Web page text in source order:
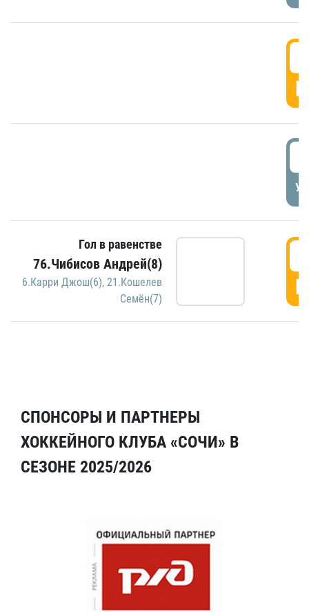
Гол в равенстве
76.Чибисов Андрей(8)
6.Карри Джош(6), 21.Кошелев
Семён(7)
СПОНСОРЫ И ПАРТНЕРЫ
ХОККЕЙНОГО КЛУБА «СОЧИ» В
СЕЗОНЕ 2025/2026